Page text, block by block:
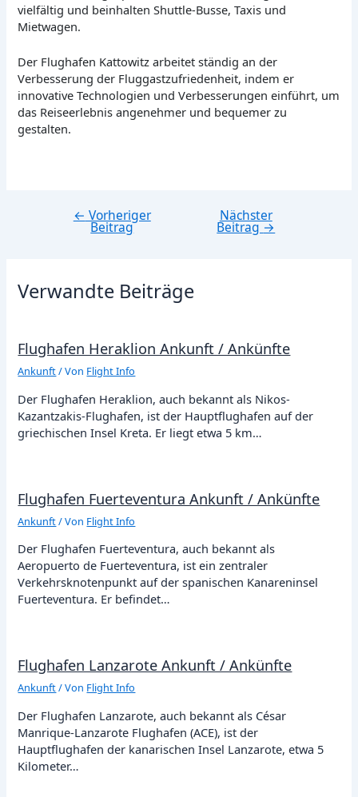
vielfältig und beinhalten Shuttle-Busse, Taxis und
Mietwagen.
Der Flughafen Kattowitz arbeitet ständig an der
Verbesserung der Fluggastzufriedenheit, indem er
innovative Technologien und Verbesserungen einführt, um
das Reiseerlebnis angenehmer und bequemer zu
gestalten.
Beitragsnavigation
← Vorheriger
Beitrag
Nächster
Beitrag→
Verwandte Beiträge
Flughafen Heraklion Ankunft / Ankünfte
Ankunft/ Von Flight Info
Der Flughafen Heraklion, auch bekannt als Nikos-
Kazantzakis-Flughafen, ist der Hauptflughafen auf der
griechischen Insel Kreta. Er liegt etwa 5 km…
Flughafen Fuerteventura Ankunft / Ankünfte
Ankunft/ Von Flight Info
Der Flughafen Fuerteventura, auch bekannt als
Aeropuerto de Fuerteventura, ist ein zentraler
Verkehrsknotenpunkt auf der spanischen Kanareninsel
Fuerteventura. Er befindet…
Flughafen Lanzarote Ankunft / Ankünfte
Ankunft/ Von Flight Info
Der Flughafen Lanzarote, auch bekannt als César
Manrique-Lanzarote Flughafen (ACE), ist der
Hauptflughafen der kanarischen Insel Lanzarote, etwa 5
Kilometer…